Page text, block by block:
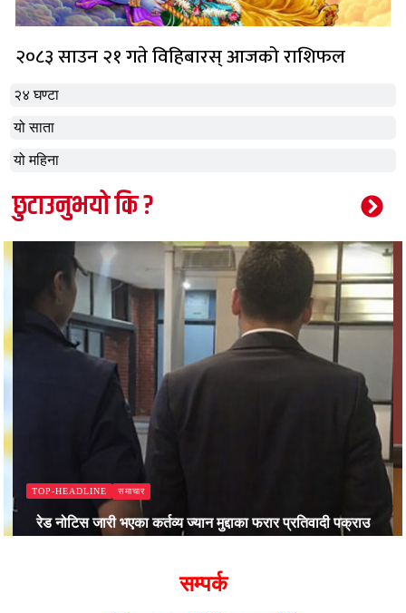
२४ घण्टा
यो साता
यो महिना
२०८३ साउन २१ गते विहिबारस् आजको राशिफल
छुटाउनुभयो कि ?
TOP-HEADLINE समाचार
रेड नोटिस जारी भएका कर्तव्य ज्यान मुद्दाका फरार प्रतिवादी पक्राउ
सम्पर्क